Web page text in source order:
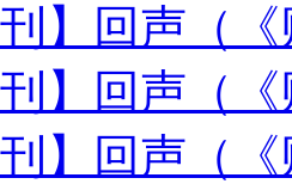
刊】回声（
刊】回声（
刊】回声（